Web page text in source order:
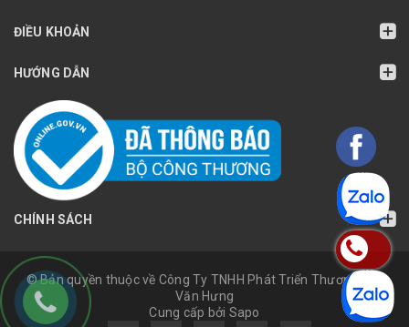
ĐIỀU KHOẢN
HƯỚNG DẪN
CHÍNH SÁCH
© Bản quyền thuộc về Công Ty TNHH Phát Triển Thương Mại
Văn Hưng
Cung cấp bởi Sapo